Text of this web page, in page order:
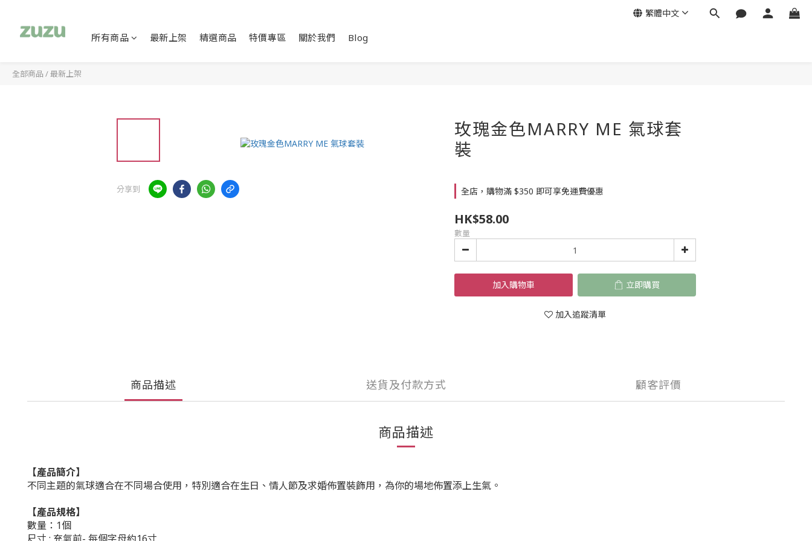
所有商品 最新上架 精選商品 特價專區 關於我們 Blog
繁體中文
全部商品 /最新上架
分享到
玫瑰金色MARRY ME 氣球套
裝
全店，購物滿 $350 即可享免運費優惠
HK$58.00
數量
加入購物車 立即購買
加入追蹤清單
商品描述 送貨及付款方式 顧客評價
商品描述
【產品簡介】
不同主題的氣球適合在不同場合使用，特別適合在生日、情人節及求婚佈置裝飾用，為你的場地佈置添上生氣。
【產品規格】
數量：1個